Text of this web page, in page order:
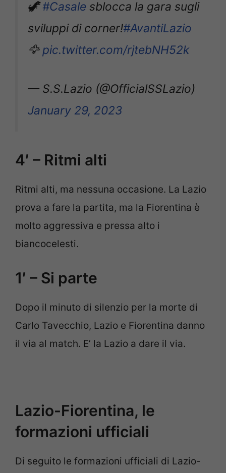
🦖#Casale sblocca la gara sugli
sviluppi di corner!#AvantiLazio
🦅 pic.twitter.com/rjtebNH52k
— S.S.Lazio (@OfficialSSLazio)
January 29, 2023
4′ – Ritmi alti
Ritmi alti, ma nessuna occasione. La Lazio
prova a fare la partita, ma la Fiorentina è
molto aggressiva e pressa alto i
biancocelesti.
1′ – Si parte
Dopo il minuto di silenzio per la morte di
Carlo Tavecchio, Lazio e Fiorentina danno
il via al match. E’ la Lazio a dare il via.
Lazio-Fiorentina, le
formazioni ufficiali
Di seguito le formazioni ufficiali di Lazio-